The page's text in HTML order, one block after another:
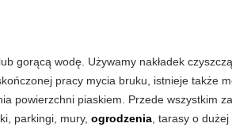
gorącą wodę. Używamy nakładek
pracy mycia bruku, istnieje także
powierzchni piaskiem. Przede wszystkim
parkingi, mury, ogrodzenia , tarasy o dużej